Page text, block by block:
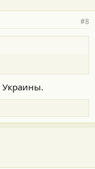
#8
Украины.